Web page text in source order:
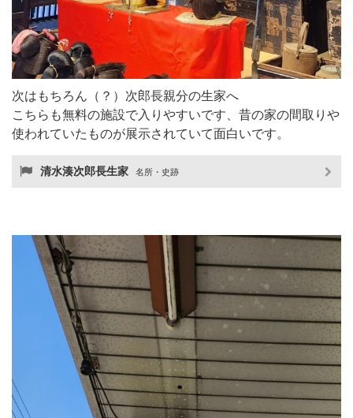
次はもちろん（？）次郎長親分の生家へ
こちらも無料の施設で入りやすいです、昔の家の間取りや
使われていたものが展示されていて面白いです。
清水湊次郎長生家 名所・史跡